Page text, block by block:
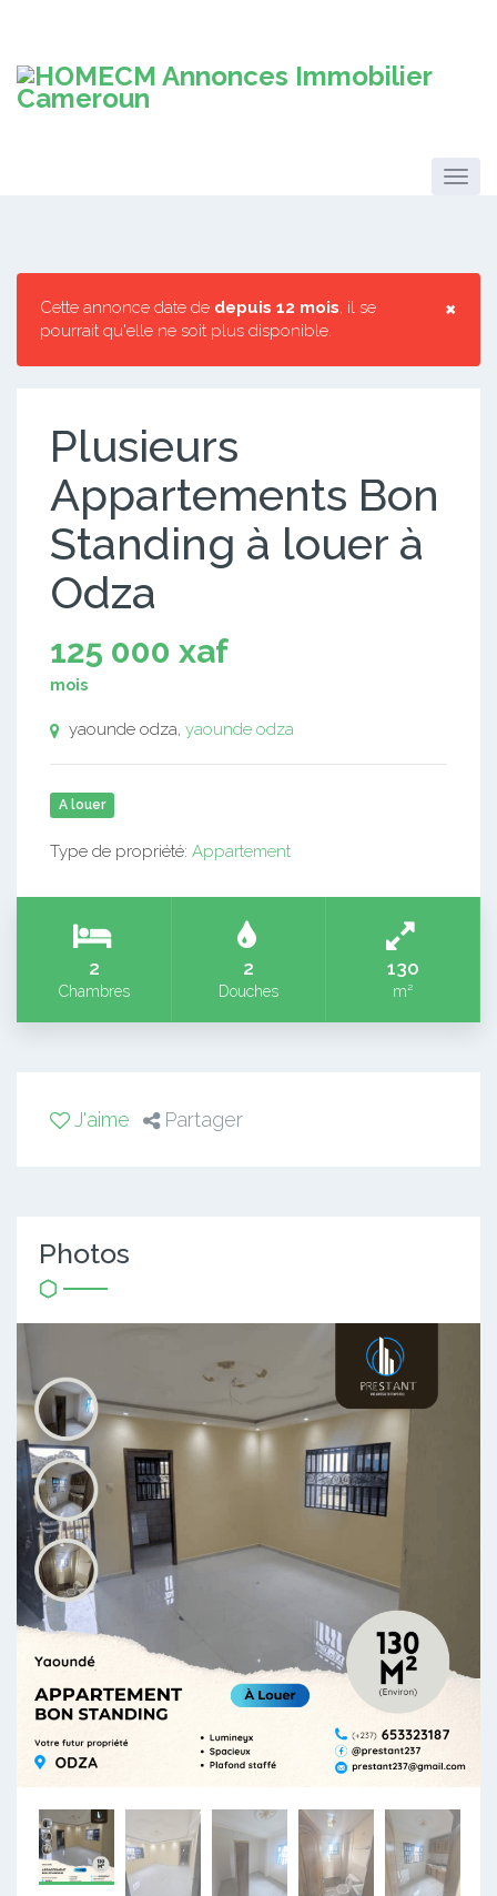
×
Cette annonce date de depuis 12 mois, il se
pourrait qu'elle ne soit plus disponible.
Plusieurs
Appartements Bon
Standing à louer à
Odza
125 000 xaf
mois
yaounde odza, yaounde odza
A louer
Type de propriété: Appartement
2
Chambres
2
Douches
130
m²
J'aime Partager
Photos